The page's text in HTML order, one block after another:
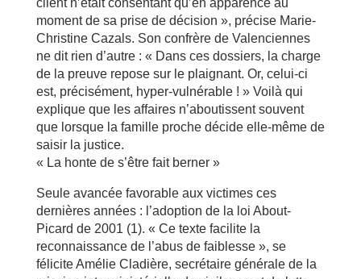
client n’était consentant qu’en apparence au
moment de sa prise de décision », précise Marie-
Christine Cazals. Son confrère de Valenciennes
ne dit rien d’autre : « Dans ces dossiers, la charge
de la preuve repose sur le plaignant. Or, celui-ci
est, précisément, hyper-vulnérable ! » Voilà qui
explique que les affaires n’aboutissent souvent
que lorsque la famille proche décide elle-même de
saisir la justice.
« La honte de s’être fait berner »
Seule avancée favorable aux victimes ces
dernières années : l’adoption de la loi About-
Picard de 2001 (1). « Ce texte facilite la
reconnaissance de l’abus de faiblesse », se
félicite Amélie Cladière, secrétaire générale de la